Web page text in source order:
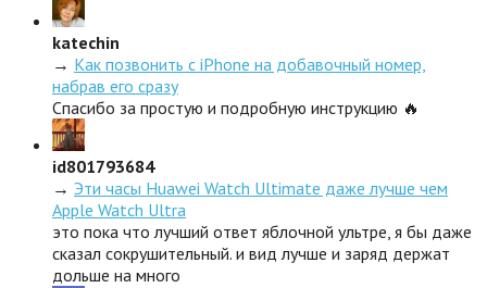
katechin
→ Как позвонить с iPhone на добавочный номер,
набрав его сразу
Спасибо за простую и подробную инструкцию 🔥
id801793684
→ Эти часы Huawei Watch Ultimate даже лучше чем
Apple Watch Ultra
это пока что лучший ответ яблочной ультре, я бы даже
сказал сокрушительный. и вид лучше и заряд держат
дольше на много